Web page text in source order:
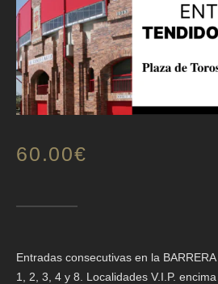
60.00€
Entradas consecutivas en la
1, 2, 3, 4 y 8. Localidades V.I.P.